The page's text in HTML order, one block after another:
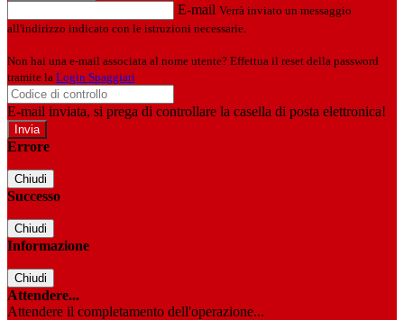
E-mail Verrà inviato un messaggio
all'indirizzo indicato con le istruzioni necessarie.
Non hai una e-mail associata al nome utente? Effettua il reset della password
tramite la Login Spaggiari
E-mail inviata, si prega di controllare la casella di posta elettronica!
Errore
Chiudi
Successo
Chiudi
Informazione
Chiudi
Attendere...
Attendere il completamento dell'operazione...